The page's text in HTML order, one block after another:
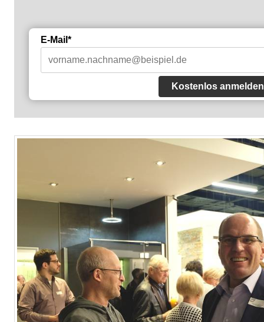
E-Mail*
Kostenlos anmelden